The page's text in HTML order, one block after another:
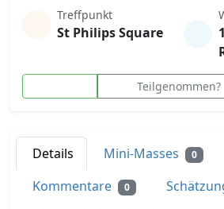
Treffpunkt
St Philips Square
Teilgenommen?
Details Mini-Masses 0
Kommentare 0